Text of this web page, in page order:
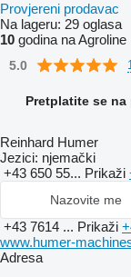
Provjereni prodavac
Na lageru: 29 oglasa
10 godina na Agroline
5.0
Pretplatite se na
Reinhard Humer
Jezici: njemački
+43 650 55... Prikaži
Nazovite me
+43 7614 ... Prikaži
www.humer-
Adresa